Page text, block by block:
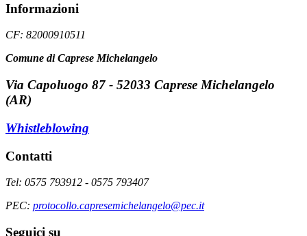
Informazioni
CF: 82000910511
Comune di Caprese Michelangelo
Via Capoluogo 87 - 52033 Caprese Michelangelo
(AR)
Whistleblowing
Contatti
Tel: 0575 793912 - 0575 793407
PEC: protocollo.capresemichelangelo@pec.it
Seguici su